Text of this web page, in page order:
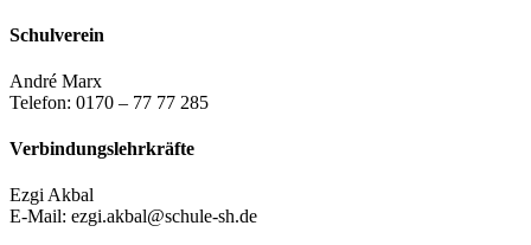
Schulverein
André Marx
Telefon: 0170 – 77 77 285
Verbindungslehrkräfte
Ezgi Akbal
E-Mail: ezgi.akbal@schule-sh.de